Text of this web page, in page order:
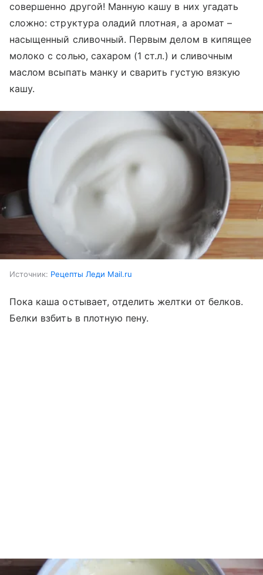
совершенно другой! Манную кашу в них угадать
сложно: структура оладий плотная, а аромат –
насыщенный сливочный. Первым делом в кипящее
молоко с солью, сахаром (1 ст.л.) и сливочным
маслом всыпать манку и сварить густую вязкую
кашу.
Источник: Рецепты Леди Mail.ru
Пока каша остывает, отделить желтки от белков.
Белки взбить в плотную пену.